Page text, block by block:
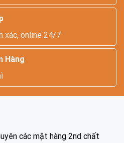
xác, online 24/7
Hàng
các mặt hàng 2nd chất